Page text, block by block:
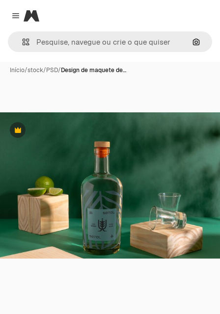
Close menu
Magnific
Início/stock/PSD/Design de maquete de…
Premium